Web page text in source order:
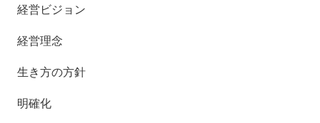
経営ビジョン
経営理念
生き方の方針
明確化